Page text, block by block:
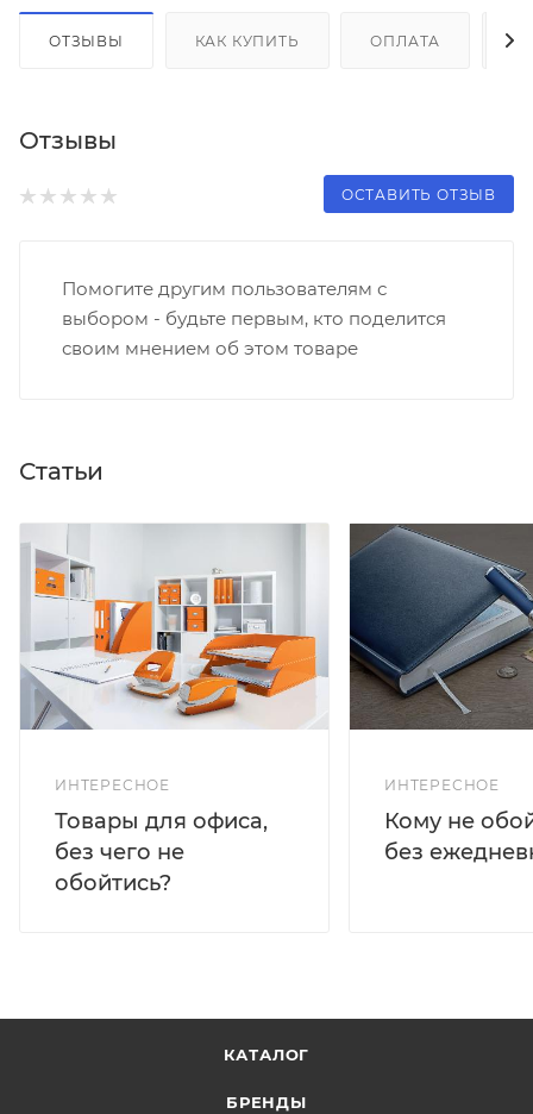
ОТЗЫВЫ КАК КУПИТЬ ОПЛАТА
Отзывы
ОСТАВИТЬ ОТЗЫВ
Помогите другим пользователям с
выбором - будьте первым, кто поделится
своим мнением об этом товаре
Статьи
ИНТЕРЕСНОЕ
Товары для офиса,
без чего не
обойтись?
ИНТЕРЕСНОЕ
Кому не
без
КАТАЛОГ
БРЕНДЫ